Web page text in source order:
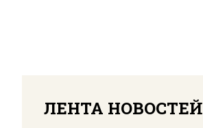
ЛЕНТА НОВОСТЕЙ